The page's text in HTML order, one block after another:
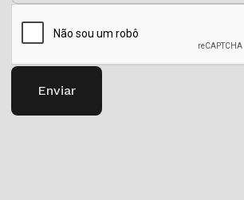
Enviar